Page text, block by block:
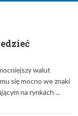
walut
się mocno we znaki
na rynkach ...